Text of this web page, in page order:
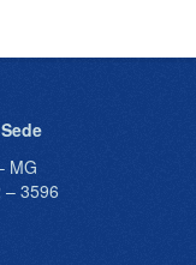
MG
– 3596